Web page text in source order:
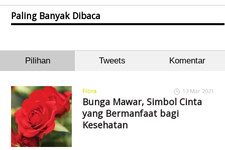
Paling Banyak Dibaca
Pilihan Tweets Komentar
Flora 13 Mar 2021
Bunga Mawar, Simbol Cinta
yang Bermanfaat bagi
Kesehatan